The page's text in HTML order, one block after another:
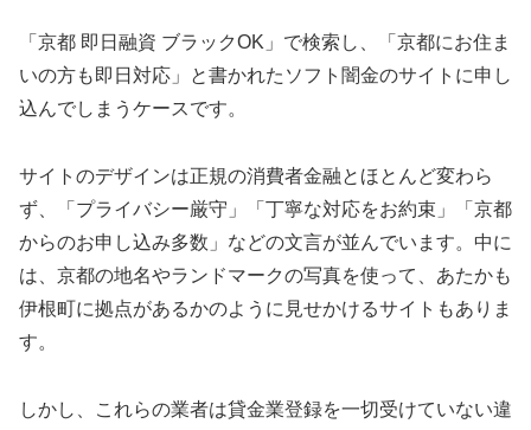
「京都 即日融資 ブラックOK」で検索し、「京都にお住ま
いの方も即日対応」と書かれたソフト闇金のサイトに申し
込んでしまうケースです。
サイトのデザインは正規の消費者金融とほとんど変わら
ず、「プライバシー厳守」「丁寧な対応をお約束」「京都
からのお申し込み多数」などの文言が並んでいます。中に
は、京都の地名やランドマークの写真を使って、あたかも
伊根町に拠点があるかのように見せかけるサイトもありま
す。
しかし、これらの業者は貸金業登録を一切受けていない違